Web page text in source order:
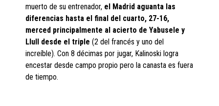
muerto de su entrenador, el Madrid aguanta las
diferencias hasta el final del cuarto, 27-16,
merced principalmente al acierto de Yabusele y
Llull desde el triple(2 del francés y uno del
increíble). Con 8 décimas por jugar, Kalinoski logra
encestar desde campo propio pero la canasta es fuera
de tiempo.